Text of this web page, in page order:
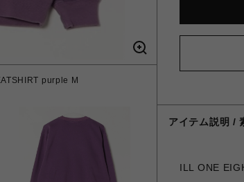
purple M
アイテム説明 /
ILL ONE